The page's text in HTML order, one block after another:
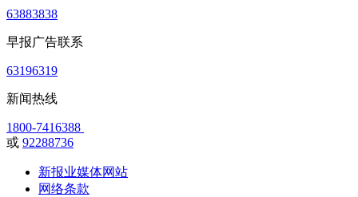
63883838
早报广告联系
63196319
新闻热线
1800-7416388
或 92288736
新报业媒体网站
网络条款